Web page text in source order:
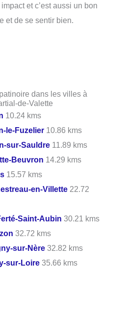
et c’est aussi un bon
et de se sentir bien.
dans les villes à
de-Valette
10.24 kms
le-Fuzelier 10.86 kms
sur-Sauldre 11.89 kms
Beuvron 14.29 kms
15.57 kms
en-Villette 22.72
Saint-Aubin 30.21 kms
32.72 kms
sur-Nère 32.82 kms
sur-Loire 35.66 kms